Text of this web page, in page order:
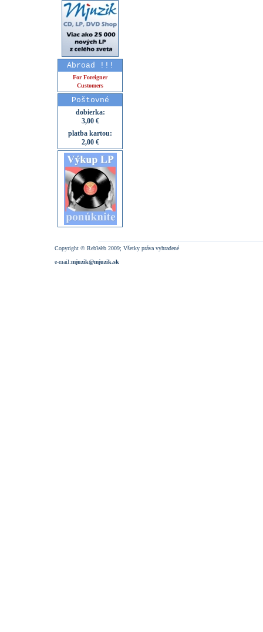
Abroad !!!
For Foreigner
Customers
Poštovné
dobierka:
3,00 €
platba kartou:
2,00 €
Copyright © RebWeb 2009; Všetky práva vyhradené
e-mail:mjuzik@mjuzik.sk